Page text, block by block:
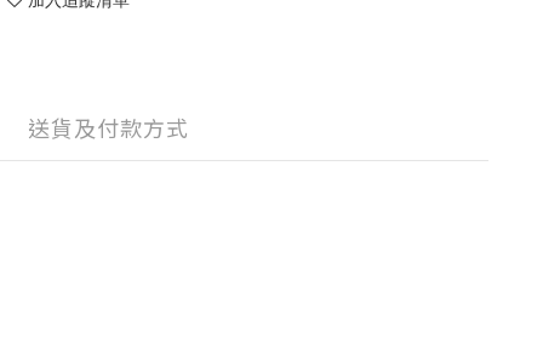
送貨及付款方式